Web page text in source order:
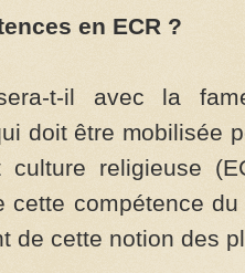
en ECR ?
t-il avec la
doit être mobilisée
religieuse
cette compétence
de cette notion des